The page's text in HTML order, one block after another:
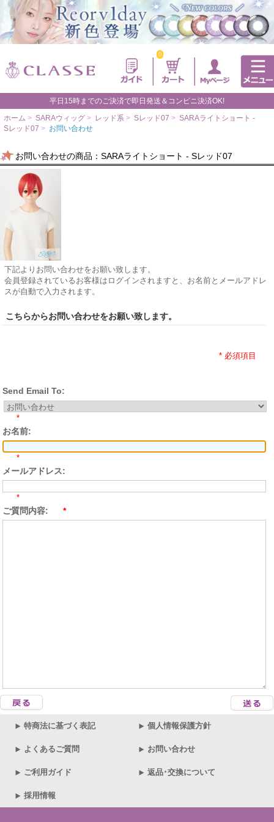
0
平日15時までのご決済で即日発送＆コンビニ決済OK!
ホーム > SARAウィッグ > レッド系 > Sレッド07 > SARAライトショート -
Sレッド07 > お問い合わせ
お問い合わせの商品：SARAライトショート - Sレッド07
下記よりお問い合わせをお願い致します。
会員登録されているお客様はログインされますと、お名前とメールアドレ
スが自動で入力されます。
こちらからお問い合わせをお願い致します。
* 必須項目
Send Email To:
*
お名前:
*
メールアドレス:
*
ご質問内容: *
特商法に基づく表記 個人情報保護方針
よくあるご質問 お問い合わせ
ご利用ガイド 返品･交換について
採用情報